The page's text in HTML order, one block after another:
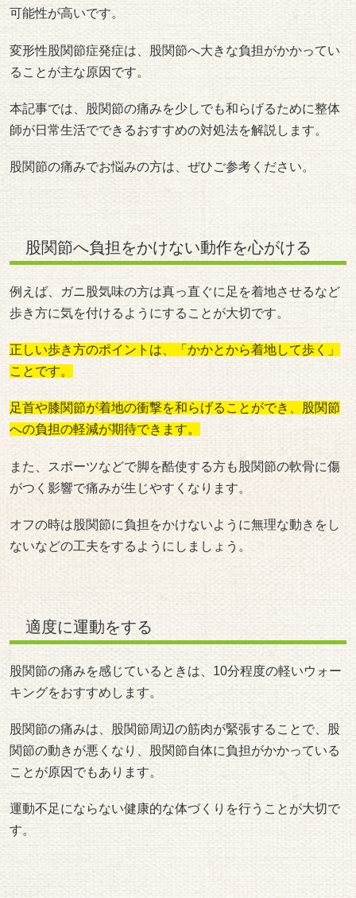
可能性が高いです。
変形性股関節症発症は、股関節へ大きな負担がかかってい
ることが主な原因です。
本記事では、股関節の痛みを少しでも和らげるために整体
師が日常生活でできるおすすめの対処法を解説します。
股関節の痛みでお悩みの方は、ぜひご参考ください。
股関節へ負担をかけない動作を心がける
例えば、ガニ股気味の方は真っ直ぐに足を着地させるなど
歩き方に気を付けるようにすることが大切です。
正しい歩き方のポイントは、「かかとから着地して歩く」
ことです。
足首や膝関節が着地の衝撃を和らげることができ、股関節
への負担の軽減が期待できます。
また、スポーツなどで脚を酷使する方も股関節の軟骨に傷
がつく影響で痛みが生じやすくなります。
オフの時は股関節に負担をかけないように無理な動きをし
ないなどの工夫をするようにしましょう。
適度に運動をする
股関節の痛みを感じているときは、10分程度の軽いウォー
キングをおすすめします。
股関節の痛みは、股関節周辺の筋肉が緊張することで、股
関節の動きが悪くなり、股関節自体に負担がかかっている
ことが原因でもあります。
運動不足にならない健康的な体づくりを行うことが大切で
す。